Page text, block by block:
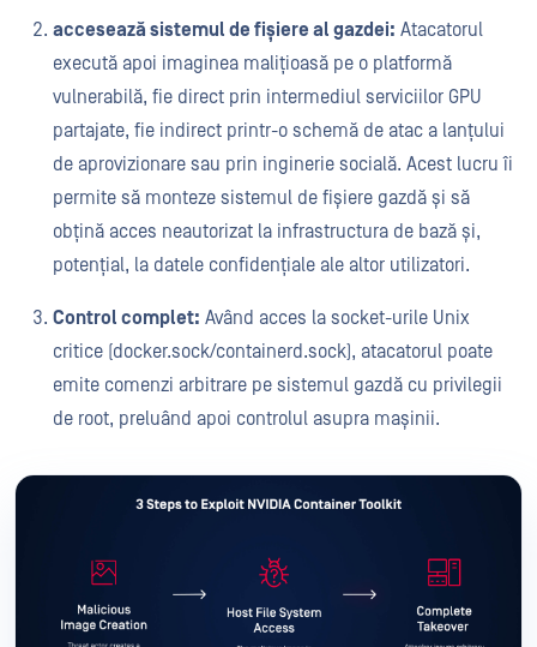
accesează sistemul de fișiere al gazdei: Atacatorul
execută apoi imaginea malițioasă pe o platformă
vulnerabilă, fie direct prin intermediul serviciilor GPU
partajate, fie indirect printr-o schemă de atac a lanțului
de aprovizionare sau prin inginerie socială. Acest lucru îi
permite să monteze sistemul de fișiere gazdă și să
obțină acces neautorizat la infrastructura de bază și,
potențial, la datele confidențiale ale altor utilizatori.
Control complet: Având acces la socket-urile Unix
critice (docker.sock/containerd.sock), atacatorul poate
emite comenzi arbitrare pe sistemul gazdă cu privilegii
de root, preluând apoi controlul asupra mașinii.